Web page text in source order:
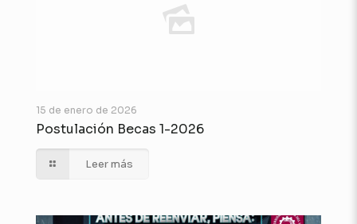
15 de enero de 2026
Postulación Becas 1-2026
Leer más